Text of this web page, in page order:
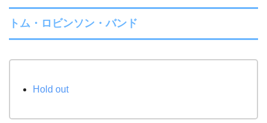
トム・ロビンソン・バンド
Hold out